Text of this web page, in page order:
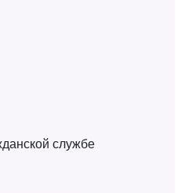
службе